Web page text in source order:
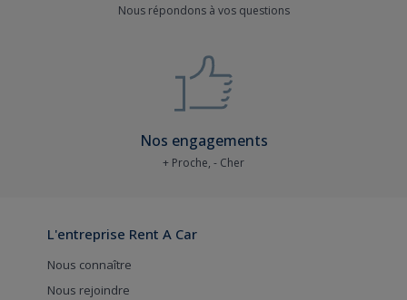
Nous répondons à vos questions
Nos engagements
+ Proche, - Cher
L'entreprise Rent A Car
Nous connaître
Nous rejoindre